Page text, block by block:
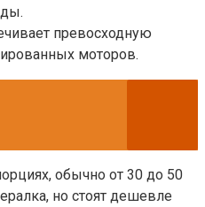
превосходную
моторов.
обычно от 30 до 50
но стоят дешевле